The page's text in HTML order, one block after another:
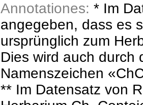
Annotationes: * Im
angegeben, dass es
ursprünglich zum
Dies wird auch durch
Namenszeichen
** Im Datensatz von